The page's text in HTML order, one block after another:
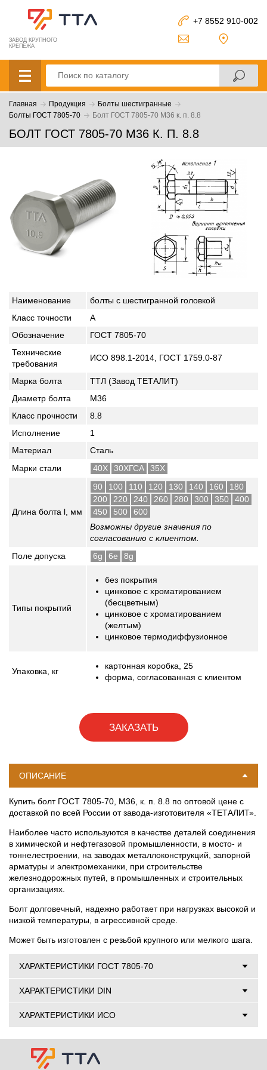
ЗАВОД КРУПНОГО
КРЕПЕЖА
+7 8552 910-002
Главная Продукция
Болты шестигранные
Болты ГОСТ 7805-70
Болт ГОСТ 7805-70 М36 к. п. 8.8
БОЛТ ГОСТ 7805-70 М36 К. П. 8.8
Наименование
болты с шестигранной головкой
Класс точности
A
Обозначение
ГОСТ 7805-70
Технические
требования
ИСО 898.1-2014, ГОСТ 1759.0-87
Марка болта
ТТЛ (Завод ТЕТАЛИТ)
Диаметр болта
М36
Класс прочности
8.8
Исполнение
1
Материал
Сталь
Марки стали
40Х 30ХГСА 35Х
Длина болта l, мм
90 100 110 120 130 140 160
180
200
220 240 260 280 300 350
400
450
500
600
Возможны другие значения по
согласованию с клиентом.
Поле допуска
6g 6e 8g
Типы покрытий
без покрытия
цинковое с хроматированием
(бесцветным)
цинковое с хроматированием
(желтым)
цинковое термодиффузионное
Упаковка, кг
картонная коробка, 25
форма, согласованная с клиентом
ЗАКАЗАТЬ
ОПИСАНИЕ
Купить болт ГОСТ 7805-70, М36, к. п. 8.8 по оптовой цене с
доставкой по всей России от завода-изготовителя «ТЕТАЛИТ».
Наиболее часто используются в качестве деталей соединения
в химической и нефтегазовой промышленности, в мосто- и
тоннелестроении, на заводах металлоконструкций, запорной
арматуры и электромеханики, при строительстве
железнодорожных путей, в промышленных и строительных
организациях.
Болт долговечный, надежно работает при нагрузках высокой и
низкой температуры, в агрессивной среде.
Может быть изготовлен с резьбой крупного или мелкого шага.
ХАРАКТЕРИСТИКИ ГОСТ 7805-70
ХАРАКТЕРИСТИКИ DIN
ХАРАКТЕРИСТИКИ ИСО